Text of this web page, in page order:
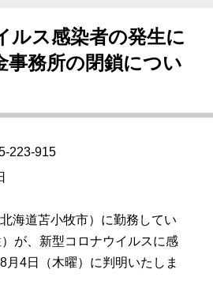
ルス感染者の発生に
事務所の閉鎖につい
223-915
海道苫小牧市）に勤務してい
が、新型コロナウイルスに感
月4日（木曜）に判明いたしま